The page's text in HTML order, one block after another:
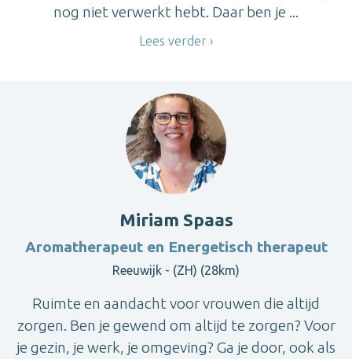
nog niet verwerkt hebt. Daar ben je ...
Lees verder
Miriam Spaas
Aromatherapeut en Energetisch therapeut
Reeuwijk - (ZH) (28km)
Ruimte en aandacht voor vrouwen die altijd
zorgen. Ben je gewend om altijd te zorgen? Voor
je gezin, je werk, je omgeving? Ga je door, ook als